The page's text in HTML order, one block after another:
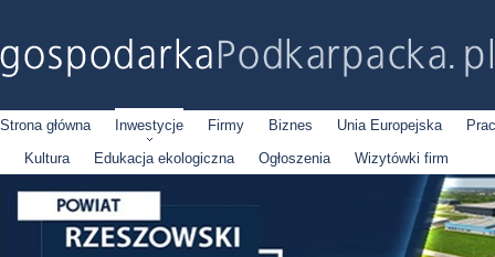
Strona główna Inwestycje Firmy Biznes Unia Europejska
Kultura
Edukacja ekologiczna Ogłoszenia Wizytówki firm